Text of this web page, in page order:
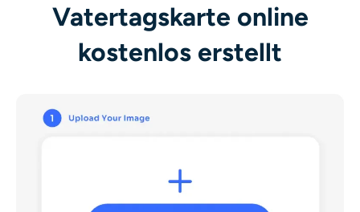
Vatertagskarte online
kostenlos erstellt